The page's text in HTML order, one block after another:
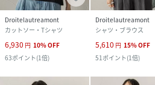
Droitelautreamont
カットソー・Tシャツ
6,930 円 10%OFF
63ポイント(1倍)
Droitelautreamont
シャツ・ブラウス
5,610 円 15%OFF
51ポイント(1倍)